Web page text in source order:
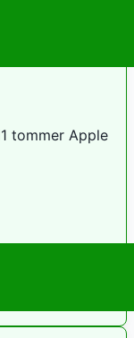
tommer Apple